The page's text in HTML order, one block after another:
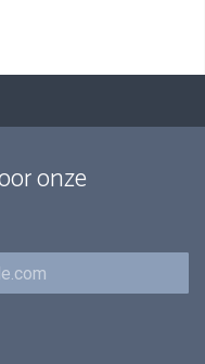
onze